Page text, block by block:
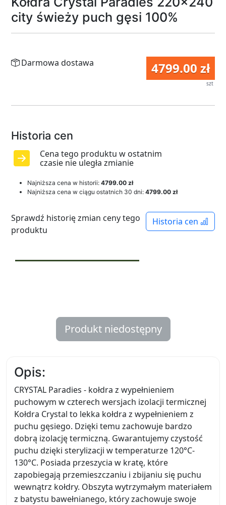
city świeży puch gęsi 100%
4799.00 zł
szt
Darmowa dostawa
Historia cen
Cena tego produktu w ostatnim
czasie nie uległa zmianie
Najniższa cena w historii: 4799.00 zł
Najniższa cena w ciągu ostatnich 30 dni: 4799.00 zł
Historia cen
Sprawdź historię zmian ceny tego
produktu
Produkt niedostępny
Opis:
CRYSTAL Paradies - kołdra z wypełnieniem
puchowym w czterech wersjach izolacji termicznej
Kołdra Crystal to lekka kołdra z wypełnieniem z
puchu gęsiego. Dzięki temu zachowuje bardzo
dobrą izolację termiczną. Gwarantujemy czystość
puchu dzięki sterylizacji w temperaturze 120°C-
130°C. Posiada przeszycia w kratę, które
zapobiegają przemieszczaniu i zbijaniu się puchu
wewnątrz kołdry. Obszyta wytrzymałym materiałem
z batystu bawełnianego, który zachowuje swoje